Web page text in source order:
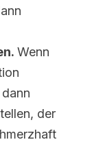
Wenn
der